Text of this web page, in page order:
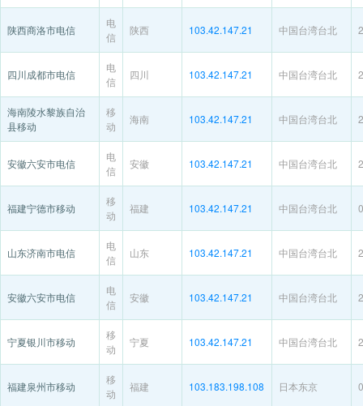
陕西商洛市电信
电
信
陕西 103.42.147.21 中国台湾台北
四川成都市电信
电
信
四川 103.42.147.21 中国台湾台北
海南陵水黎族自治
县移动
移
动
海南 103.42.147.21 中国台湾台北
安徽六安市电信
电
信
安徽 103.42.147.21 中国台湾台北
福建宁德市移动
移
动
福建 103.42.147.21 中国台湾台北 0
山东济南市电信
电
信
山东 103.42.147.21 中国台湾台北
安徽六安市电信
电
信
安徽 103.42.147.21 中国台湾台北
宁夏银川市移动
移
动
宁夏 103.42.147.21 中国台湾台北
福建泉州市移动
移
动
福建 103.183.198.108 日本东京 0